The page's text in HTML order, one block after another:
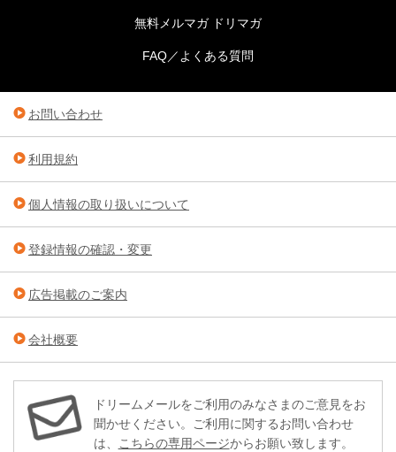
無料メルマガ ドリマガ
FAQ／よくある質問
お問い合わせ
利用規約
個人情報の取り扱いについて
登録情報の確認・変更
広告掲載のご案内
会社概要
ドリームメールをご利用のみなさまのご意見をお
聞かせください。ご利用に関するお問い合わせ
は、 こちらの専用ページからお願い致します。